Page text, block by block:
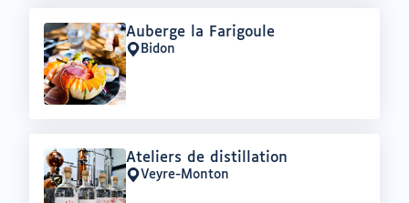
Offre
:
Auberge la Farigoule
Lieu
:
Bidon
Offre
:
Ateliers de distillation
Lieu
:
Veyre-Monton